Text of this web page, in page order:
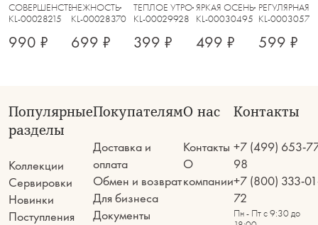
СОВЕРШЕНСТВО
KL-00028215
990 ₽
НЕЖНОСТЬ
KL-00028370
699 ₽
ТЕПЛОЕ УТРО
KL-00029928
399 ₽
ЯРКАЯ ОСЕНЬ
KL-00030495
499 ₽
РЕГУЛЯРНАЯ
KL-00030579
599 ₽
Популярные
разделы
Коллекции
Сервировки
Новинки
Поступления
Покупателям
Доставка и
оплата
Обмен и возврат
Для бизнеса
Документы
О нас
Контакты
О
компании
Контакты
+7 (499) 653-
98
+7 (800) 333-
72
Пн - Пт с 9:30 до